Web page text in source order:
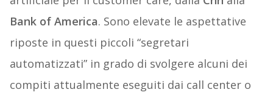
Bank of America. Sono elevate le aspettative
riposte in questi piccoli “segretari
automatizzati” in grado di svolgere alcuni dei
compiti attualmente eseguiti dai call center o